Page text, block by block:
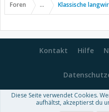
Foren ... Klassische
Kontakt Hilfe
Forum software by
Diese Seite verwendet Cookies.
aufhältst, akzeptierst du